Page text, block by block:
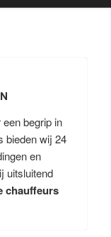
begrip in
bieden wij 24
en
uitsluitend
chauffeurs